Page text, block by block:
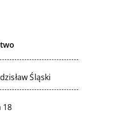
Śląski
18